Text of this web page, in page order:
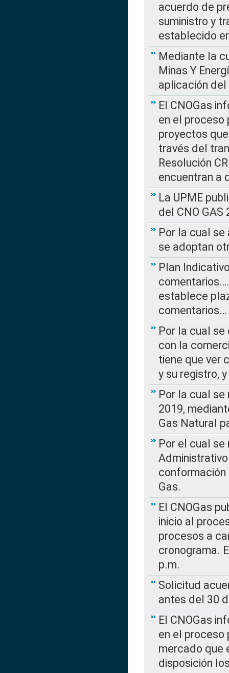
acuerdo de
suministro y
establecido
Mediante la
Minas Y
aplicación
El CNOGas
en el proceso
proyectos
través del
Resolución
encuentran a
La UPME
del CNO
Por la cual
se adoptan
Plan
establece
comentarios…
Por la cual
con la
tiene que ver
y su registro,
Por la cual
2019,
Gas Natural
Por el cual
conformación
Gas.
El CNOGas
inicio al
procesos a
cronograma.
p.m.
Solicitud
antes del 30
El CNOGas
en el
mercado que
disposición